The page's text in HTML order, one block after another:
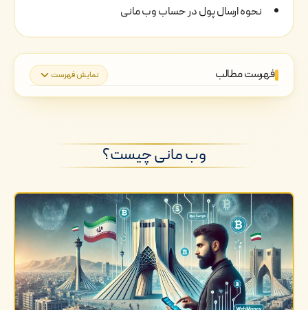
نحوه ارسال پول در حساب وب مانی
فهرست مطالب نمایش فهرست
وب مانی چیست؟
نحوه ارسال پول در حساب وب مانی
وب مانی چیست؟